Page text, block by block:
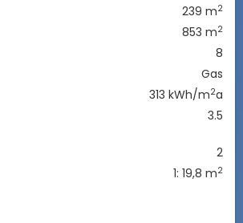
239 m2
853 m2
8
Gas
313 kWh/m2a
3.5
2
1: 19,8 m2